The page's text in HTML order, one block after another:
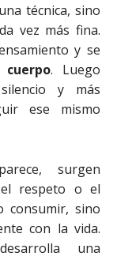
técnica, sino
vez más fina.
y se
cuerpo. Luego
y más
ese mismo
surgen
respeto o el
consumir, sino
con la vida.
una